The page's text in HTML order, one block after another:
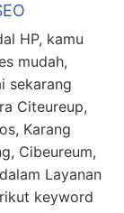
HP, kamu
mudah,
sekarang
Citeureup,
Karang
Cibeureum,
Layanan
keyword